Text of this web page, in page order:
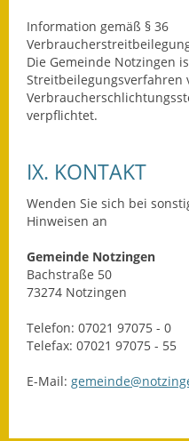
Information gemäß § 36
Die Gemeinde Notzingen
Streitbeilegungsverfahren
verpflichtet.
IX. KONTAKT
Wenden Sie sich bei
Hinweisen an
Gemeinde Notzingen
Bachstraße 50
73274 Notzingen
Telefon: 07021 97075 - 0
Telefax: 07021 97075 - 55
E-Mail: